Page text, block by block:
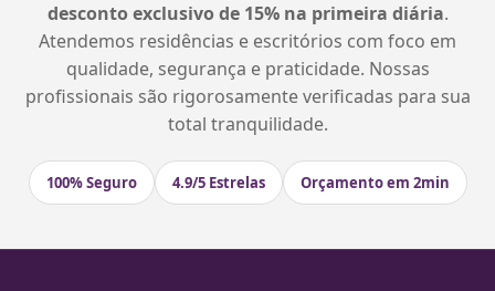
desconto exclusivo de 15% na primeira diária.
Atendemos residências e escritórios com foco em
qualidade, segurança e praticidade. Nossas
profissionais são rigorosamente verificadas para sua
total tranquilidade.
100% Seguro 4.9/5 Estrelas Orçamento em 2min